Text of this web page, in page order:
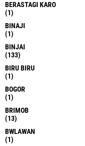
BERASTAGI KARO
(1)
BINAJI
(1)
BINJAI
(133)
BIRU BIRU
(1)
BOGOR
(1)
BRIMOB
(13)
BWLAWAN
(1)